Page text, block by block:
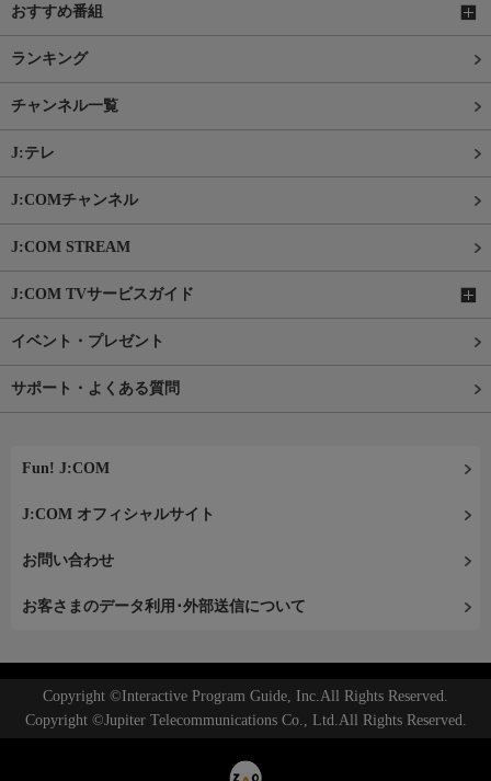
おすすめ番組
ランキング
チャンネル一覧
J:テレ
J:COMチャンネル
J:COM STREAM
J:COM TVサービスガイド
イベント・プレゼント
サポート・よくある質問
Fun! J:COM
J:COM オフィシャルサイト
お問い合わせ
お客さまのデータ利用･外部送信について
Copyright ©Interactive Program Guide, Inc.All Rights Reserved.
Copyright ©Jupiter Telecommunications Co., Ltd.All Rights Reserved.